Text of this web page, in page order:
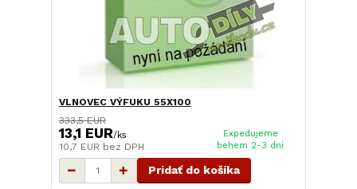
VLNOVEC VÝFUKU 55X100
333,5 EUR
13,1 EUR/ks
10,7 EUR bez DPH
Expedujeme
behem 2-3 dní
Pridať do košíka